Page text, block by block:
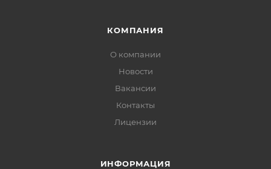
КОМПАНИЯ
О компании
Новости
Вакансии
Контакты
Лицензии
ИНФОРМАЦИЯ